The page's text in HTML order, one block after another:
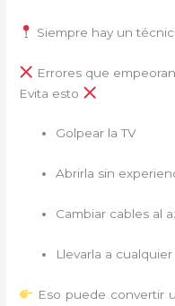
Siempre hay un
Errores que
Evita esto
Golpear la TV
Abrirla sin
Cambiar cables al
Llevarla a
Eso puede convertir